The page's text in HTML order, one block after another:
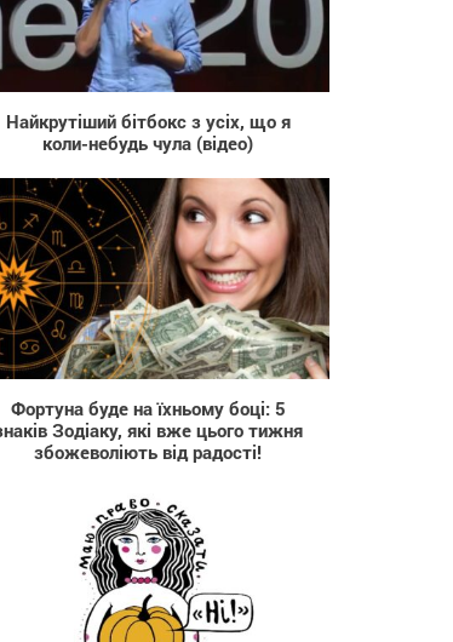
883
Найкрутіший бітбокс з усіх, що я
коли-небудь чула (відео)
640
Фортуна буде на їхньому боці: 5
Зодіаку, які вже цього тижня
збожеволіють від радості!